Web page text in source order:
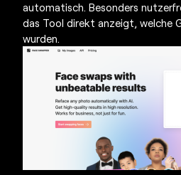
automatisch. Besonders
das Tool direkt anzeigt, welche
wurden.